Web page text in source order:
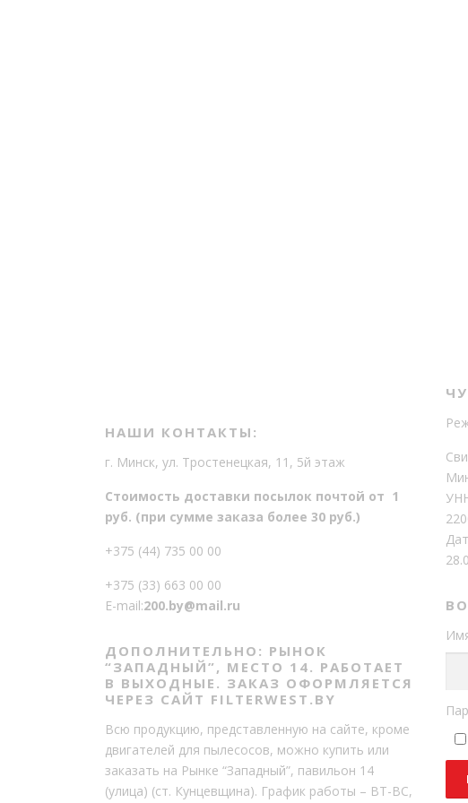
НАШИ КОНТАКТЫ:
г. Минск, ул. Тростенецкая, 11, 5й этаж
Стоимость доставки посылок почтой от 1
руб. (при сумме заказа более 30 руб.)
+375 (44) 735 00 00
+375 (33) 663 00 00
E-mail:200.by@mail.ru
ДОПОЛНИТЕЛЬНО: РЫНОК
“ЗАПАДНЫЙ”, МЕСТО 14. РАБОТАЕТ
В ВЫХОДНЫЕ. ЗАКАЗ ОФОРМЛЯЕТСЯ
ЧЕРЕЗ САЙТ FILTERWEST.BY
Всю продукцию, представленную на сайте, кроме
двигателей для пылесосов, можно купить или
заказать на Рынке “Западный”, павильон 14
(улица) (ст. Кунцевщина). График работы – ВТ-ВС,